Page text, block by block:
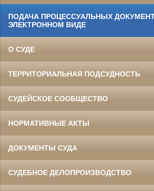
ПОДАЧА ПРОЦЕССУАЛЬНЫХ
ЭЛЕКТРОННОМ ВИДЕ
О СУДЕ
ТЕРРИТОРИАЛЬНАЯ ПОДСУДНОСТЬ
СУДЕЙСКОЕ СООБЩЕСТВО
НОРМАТИВНЫЕ АКТЫ
ДОКУМЕНТЫ СУДА
СУДЕБНОЕ ДЕЛОПРОИЗВОДСТВО